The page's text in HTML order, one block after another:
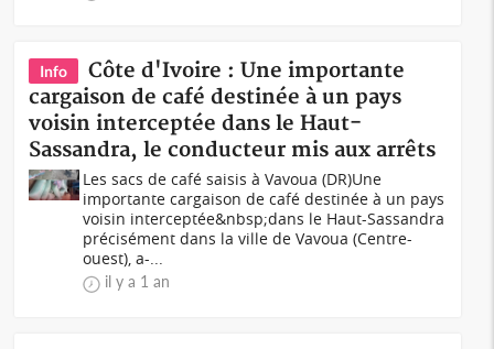
Info
Côte d'Ivoire : Une importante
cargaison de café destinée à un pays
voisin interceptée dans le Haut-
Sassandra, le conducteur mis aux arrêts
Les sacs de café saisis à Vavoua (DR)Une
importante cargaison de café destinée à un pays
voisin interceptée&nbsp;dans le Haut-Sassandra
précisément dans la ville de Vavoua (Centre-
ouest), a-...
il y a 1 an